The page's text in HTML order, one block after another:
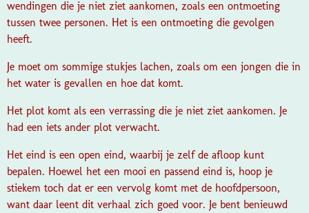
wendingen die je niet ziet aankomen, zoals een ontmoeting
tussen twee personen. Het is een ontmoeting die gevolgen
heeft.
Je moet om sommige stukjes lachen, zoals om een jongen die in
het water is gevallen en hoe dat komt.
Het plot komt als een verrassing die je niet ziet aankomen. Je
had een iets ander plot verwacht.
Het eind is een open eind, waarbij je zelf de afloop kunt
bepalen. Hoewel het een mooi en passend eind is, hoop je
stiekem toch dat er een vervolg komt met de hoofdpersoon,
want daar leent dit verhaal zich goed voor. Je bent benieuwd